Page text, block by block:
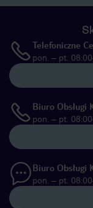
Telefoniczne
pon. – pt.
Biuro Obsługi
pon. – pt.
Biuro Obsługi
pon. – pt.